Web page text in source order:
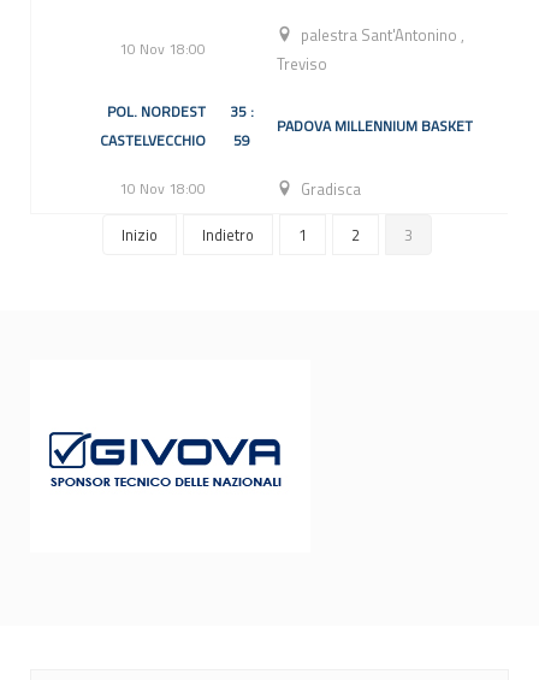
10 Nov 18:00
palestra Sant'Antonino,
Treviso
POL. NORDEST
CASTELVECCHIO
35 :
59
PADOVA MILLENNIUM BASKET
10 Nov 18:00
Gradisca
Inizio
Indietro 1 2 3